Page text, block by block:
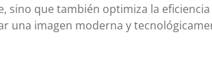
que también optimiza la
una imagen moderna y